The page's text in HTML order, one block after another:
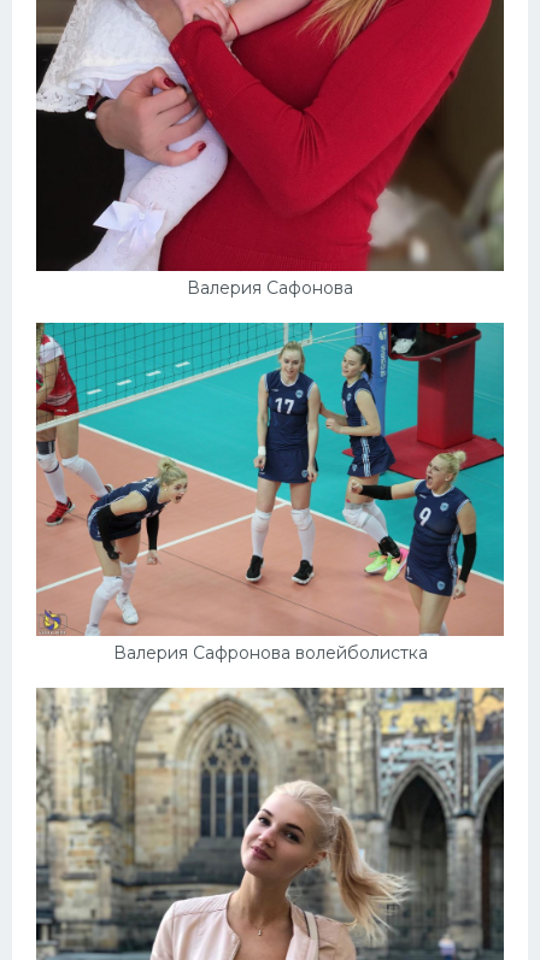
Валерия Сафонова
Валерия Сафронова волейболистка